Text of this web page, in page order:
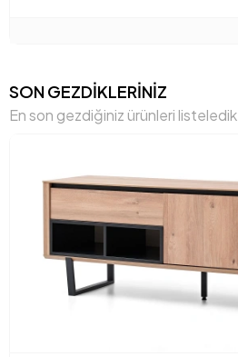
SON GEZDİKLERİNİZ
En son gezdiğiniz ürünleri listeledik.